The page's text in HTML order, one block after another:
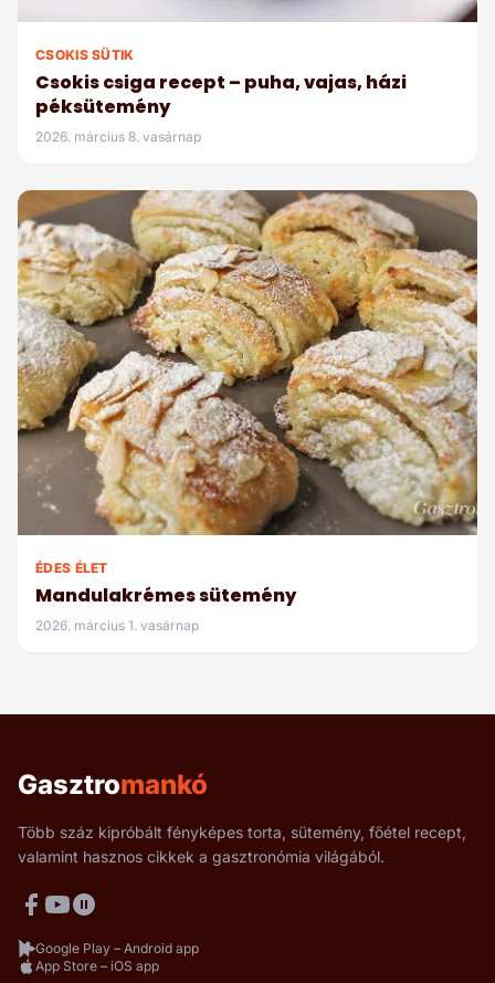
CSOKIS SÜTIK
Csokis csiga recept – puha, vajas, házi
péksütemény
2026. március 8. vasárnap
ÉDES ÉLET
Mandulakrémes sütemény
2026. március 1. vasárnap
Gasztromankó
Több száz kipróbált fényképes torta, sütemény, főétel recept,
valamint hasznos cikkek a gasztronómia világából.
Google Play – Android app
App Store – iOS app